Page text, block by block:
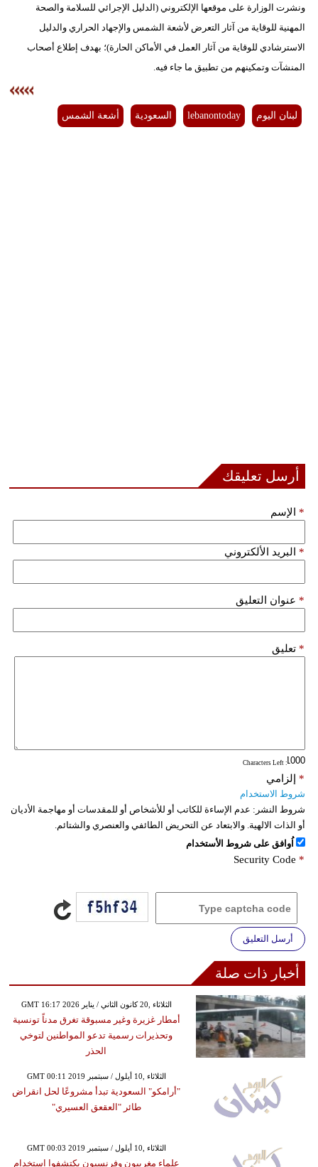
ونشرت الوزارة على موقعها الإلكتروني (الدليل الإجرائي للسلامة والصحة
المهنية للوقاية من آثار التعرض لأشعة الشمس والإجهاد الحراري والدليل
الاسترشادي للوقاية من آثار العمل في الأماكن الحارة)؛ بهدف إطلاع أصحاب
المنشآت وتمكينهم من تطبيق ما جاء فيه.
لبنان اليوم lebanontoday السعودية أشعة الشمس
أرسل تعليقك
الإسم *
البريد الألكتروني *
عنوان التعليق *
تعليق *
: Characters Left
إلزامي *
شروط الاستخدام
شروط النشر: عدم الإساءة للكاتب أو للأشخاص أو للمقدسات أو مهاجمة الأديان
أو الذات الالهية. والابتعاد عن التحريض الطائفي والعنصري والشتائم.
اُوافق على شروط الأستخدام
Security Code *
أرسل التعليق
أخبار ذات صلة
GMT 16:17 2026 الثلاثاء ,20 كانون الثاني / يناير
أمطار غزيرة وغير مسبوقة تغرق مدناً تونسية
وتحذيرات رسمية تدعو المواطنين لتوخي
الحذر
GMT 00:11 2019 الثلاثاء ,10 أيلول / سبتمبر
"أرامكو" السعودية تبدأ مشروعًا لحل انقراض
طائر "العقعق العسيري"
GMT 00:03 2019 الثلاثاء ,10 أيلول / سبتمبر
علماء مغربيون وفرنسيون يكتشفوا استخدام